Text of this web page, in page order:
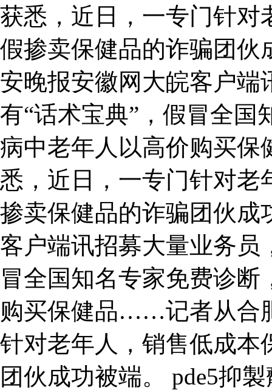
获悉，近日，一专门针对
假掺卖保健品的诈骗团
安晚报安徽网大皖客户端
有“话术宝典”，假冒全国
病中老年人以高价购买
悉，近日，一专门针对老
掺卖保健品的诈骗团伙成
客户端讯招募大量业务员
冒全国知名专家免费诊
购买保健品……记者从合
针对老年人，销售低成本
团伙成功被端。 pde5抑